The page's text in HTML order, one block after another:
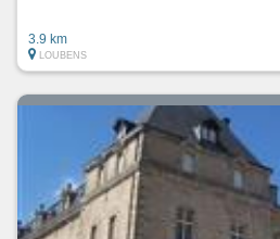
3.9 km
LOUBENS